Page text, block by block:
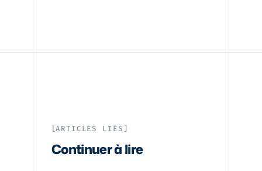
ARTICLES LIÉS
Continuer à lire